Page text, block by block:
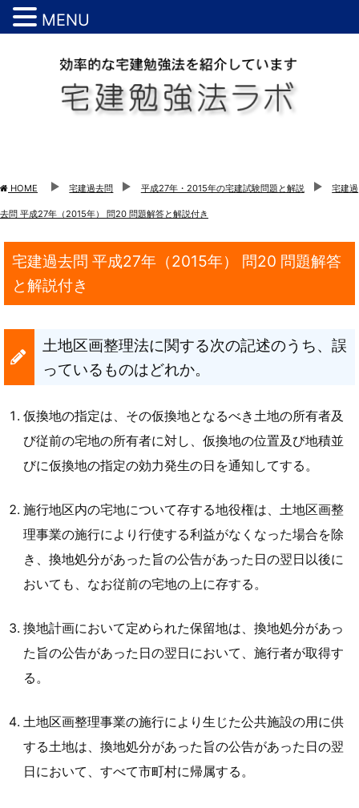
HOME 宅建過去問 平成27年・2015年の宅建試験問題と解説 宅建過
去問 平成27年（2015年） 問20 問題解答と解説付き
宅建過去問 平成27年（2015年） 問20 問題解答
と解説付き
土地区画整理法に関する次の記述のうち、誤
っているものはどれか。
仮換地の指定は、その仮換地となるべき土地の所有者及
び従前の宅地の所有者に対し、仮換地の位置及び地積並
びに仮換地の指定の効力発生の日を通知してする。
施行地区内の宅地について存する地役権は、土地区画整
理事業の施行により行使する利益がなくなった場合を除
き、換地処分があった旨の公告があった日の翌日以後に
おいても、なお従前の宅地の上に存する。
換地計画において定められた保留地は、換地処分があっ
た旨の公告があった日の翌日において、施行者が取得す
る。
土地区画整理事業の施行により生じた公共施設の用に供
する土地は、換地処分があった旨の公告があった日の翌
日において、すべて市町村に帰属する。
MENU